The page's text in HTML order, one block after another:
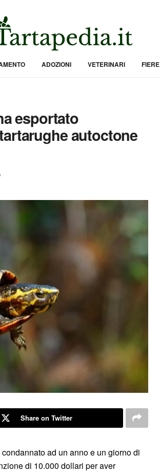
ADOZIONI VETERINARI FIERE
esportato
autoctone
Share on Twitter
ad un anno e un giorno di
di 10.000 dollari per aver